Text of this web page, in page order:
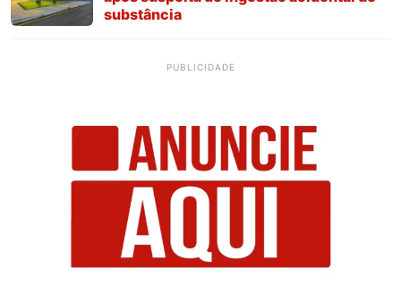
substância
PUBLICIDADE